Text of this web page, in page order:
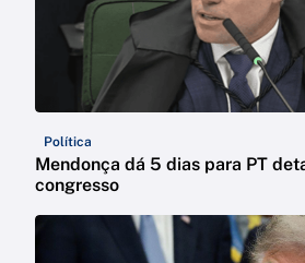
Política
Mendonça dá 5 dias para PT
congresso